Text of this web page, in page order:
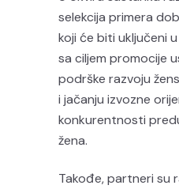
selekcija primera
koji će biti uključeni
sa ciljem promocije
podrške razvoju
i jačanju izvozne
konkurentnosti
žena.
Takođe, partneri su